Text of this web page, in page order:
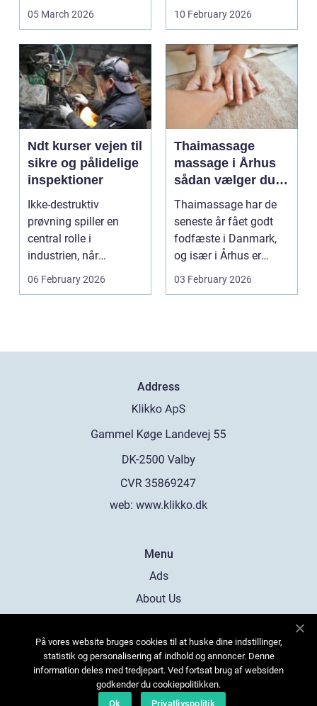
smerter og pris.
05 March 2026
sårene, at tr...
10 February 2026
Ndt kurser vejen til
sikre og pålidelige
inspektioner
Ikke-destruktiv
prøvning spiller en
central rolle i
industrien, når
konstruktioner,
svejsninger og k...
06 February 2026
Thaimassage
massage i Århus
sådan vælger du
den rette
behandling
Thaimassage har de
seneste år fået godt
fodfæste i Danmark,
og især i Århus er
udbuddet vokset
03 February 2026
Address
web: www.klikko.dk
Menu
Ads
About Us
Contact
Sitemap
På vores website bruges cookies til at huske dine indstillinger,
statistik og personalisering af indhold og annoncer. Denne
information deles med tredjepart. Ved fortsat brug af websiden
godkender du cookiepolitikken.
Ok
Privatlivspolitik